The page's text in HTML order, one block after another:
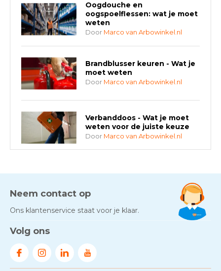
Oogdouche en
oogspoelflessen: wat je moet
weten
Door Marco van Arbowinkel.nl
Brandblusser keuren - Wat je
moet weten
Door Marco van Arbowinkel.nl
Verbanddoos - Wat je moet
weten voor de juiste keuze
Door Marco van Arbowinkel.nl
AED-apparaten - Welke past
Door Marco van Arbowinkel.nl
Door
Neem contact op
Ons klantenservice staat voor je klaar.
Volg ons